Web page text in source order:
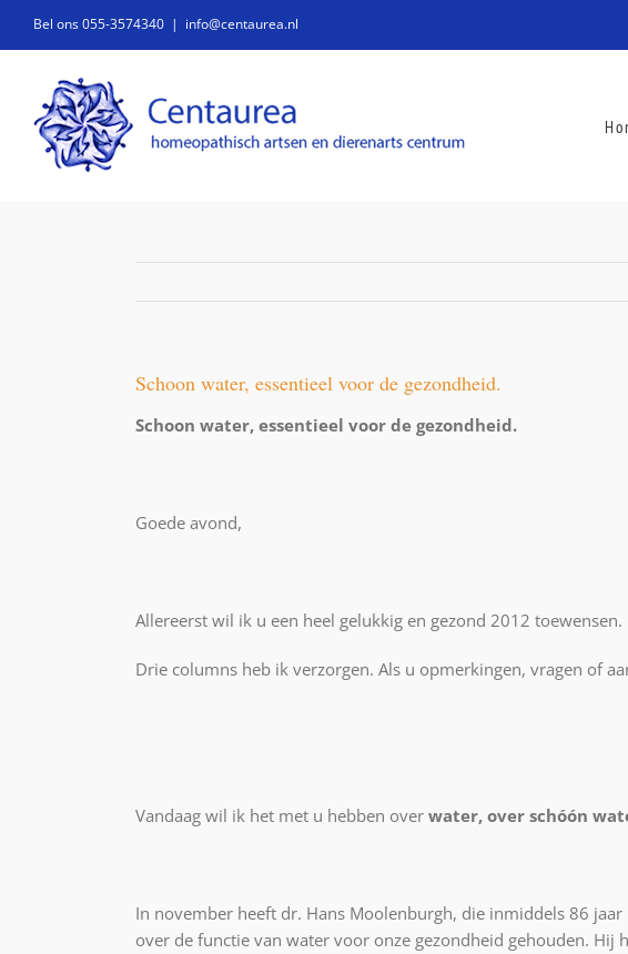
Bel ons 055-3574340 | info@centaurea.nl
Schoon water, essentieel voor de gezondheid.
Schoon water, essentieel voor de gezondheid.
Goede avond,
Allereerst wil ik u een heel gelukkig en gezond 2012 toewensen.
Drie columns heb ik verzorgen. Als u opmerkingen, vragen of
Vandaag wil ik het met u hebben over water, over schóón
In november heeft dr. Hans Moolenburgh, die inmiddels 86
over de functie van water voor onze gezondheid gehouden. Hij